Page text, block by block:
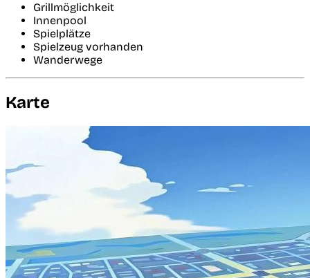
Grillmöglichkeit
Innenpool
Spielplätze
Spielzeug vorhanden
Wanderwege
Karte